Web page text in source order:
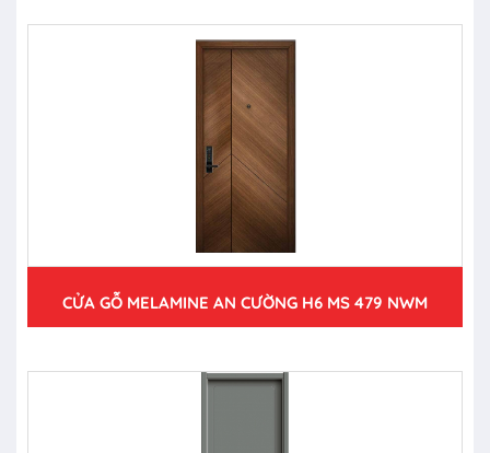
CỬA GỖ MELAMINE AN CƯỜNG H6 MS 479 NWM